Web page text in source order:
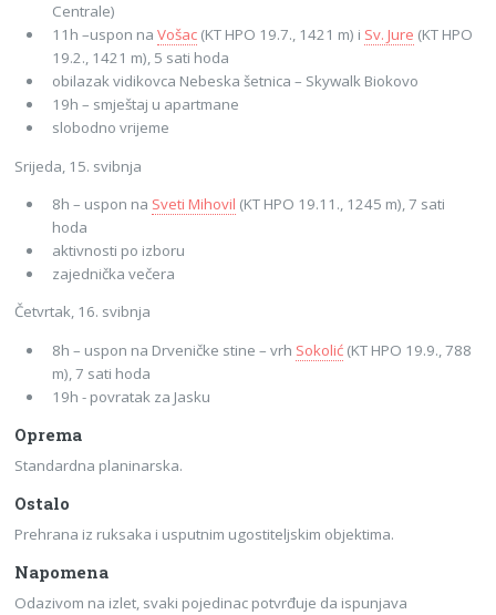
Centrale)
11h –uspon na Vošac(KT HPO 19.7., 1421 m) i Sv. Jure (KT HPO
19.2., 1421 m), 5 sati hoda
obilazak vidikovca Nebeska šetnica – Skywalk Biokovo
19h – smještaj u apartmane
slobodno vrijeme
Srijeda, 15. svibnja
8h – uspon na Sveti Mihovil (KT HPO 19.11., 1245 m), 7 sati
hoda
aktivnosti po izboru
zajednička večera
Četvrtak, 16. svibnja
8h – uspon na Drveničke stine – vrh Sokolić(KT HPO 19.9., 788
m), 7 sati hoda
19h - povratak za Jasku
Oprema
Standardna planinarska.
Ostalo
Prehrana iz ruksaka i usputnim ugostiteljskim objektima.
Napomena
Odazivom na izlet, svaki pojedinac potvrđuje da ispunjava